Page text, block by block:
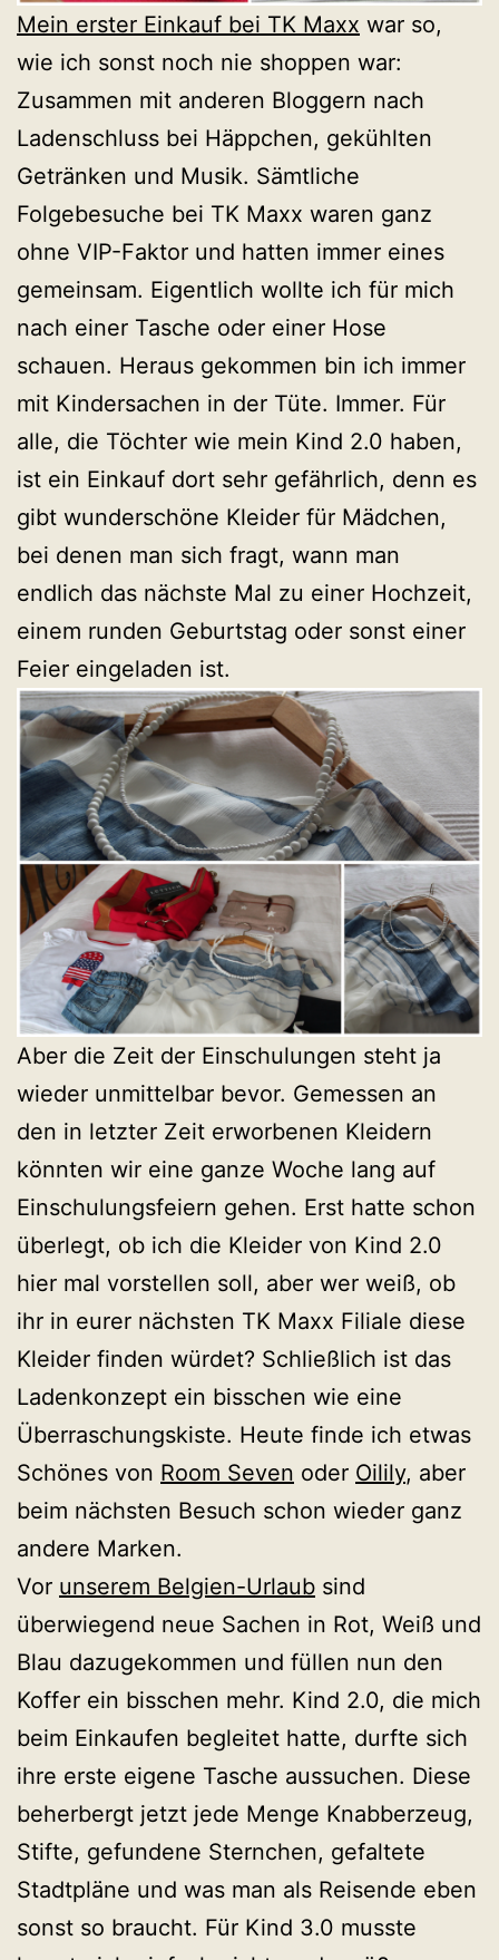
Mein erster Einkauf bei TK Maxx war so,
wie ich sonst noch nie shoppen war:
Zusammen mit anderen Bloggern nach
Ladenschluss bei Häppchen, gekühlten
Getränken und Musik. Sämtliche
Folgebesuche bei TK Maxx waren ganz
ohne VIP-Faktor und hatten immer eines
gemeinsam. Eigentlich wollte ich für mich
nach einer Tasche oder einer Hose
schauen. Heraus gekommen bin ich immer
mit Kindersachen in der Tüte. Immer. Für
alle, die Töchter wie mein Kind 2.0 haben,
ist ein Einkauf dort sehr gefährlich, denn es
gibt wunderschöne Kleider für Mädchen,
bei denen man sich fragt, wann man
endlich das nächste Mal zu einer Hochzeit,
einem runden Geburtstag oder sonst einer
Feier eingeladen ist.
Aber die Zeit der Einschulungen steht ja
wieder unmittelbar bevor. Gemessen an
den in letzter Zeit erworbenen Kleidern
könnten wir eine ganze Woche lang auf
Einschulungsfeiern gehen. Erst hatte schon
überlegt, ob ich die Kleider von Kind 2.0
hier mal vorstellen soll, aber wer weiß, ob
ihr in eurer nächsten TK Maxx Filiale diese
Kleider finden würdet? Schließlich ist das
Ladenkonzept ein bisschen wie eine
Überraschungskiste. Heute finde ich etwas
Schönes von Room Seven oder Oilily, aber
beim nächsten Besuch schon wieder ganz
andere Marken.
Vor unserem Belgien-Urlaub sind
überwiegend neue Sachen in Rot, Weiß und
Blau dazugekommen und füllen nun den
Koffer ein bisschen mehr. Kind 2.0, die mich
beim Einkaufen begleitet hatte, durfte sich
ihre erste eigene Tasche aussuchen. Diese
beherbergt jetzt jede Menge Knabberzeug,
Stifte, gefundene Sternchen, gefaltete
Stadtpläne und was man als Reisende eben
sonst so braucht. Für Kind 3.0 musste